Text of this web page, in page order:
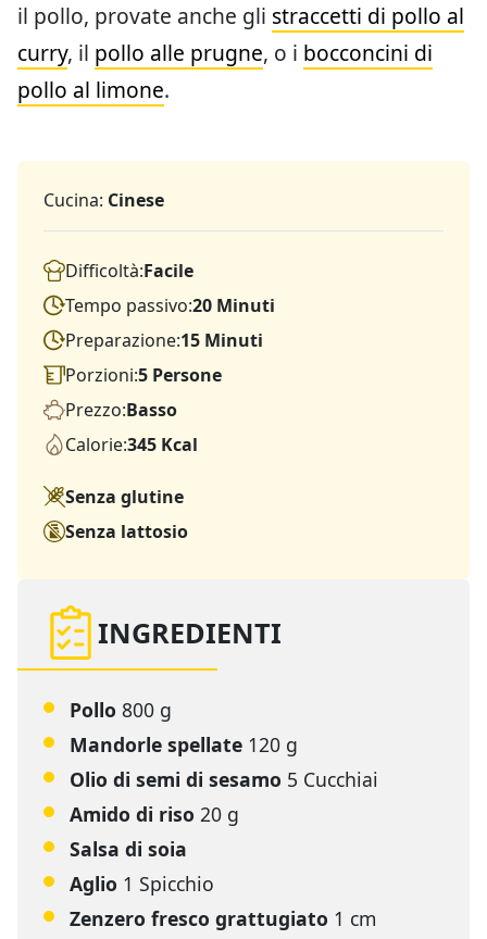
il pollo, provate anche gli straccetti di pollo al
curry, il pollo alle prugne, o i bocconcini di
pollo al limone.
Cucina: Cinese
Difficoltà:Facile
Tempo passivo:20 Minuti
Preparazione:15 Minuti
Porzioni:5 Persone
Prezzo:Basso
Calorie:345 Kcal
Senza glutine
Senza lattosio
INGREDIENTI
Pollo 800 g
Mandorle spellate 120 g
Olio di semi di sesamo 5 Cucchiai
Amido di riso 20 g
Salsa di soia
Aglio 1 Spicchio
Zenzero fresco grattugiato 1 cm